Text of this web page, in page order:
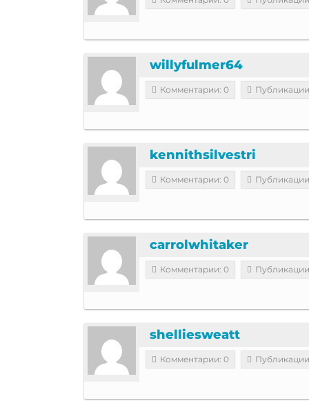
willyfulmer64
Комментарии: 0
kennithsilvestri
Комментарии: 0
carrolwhitaker
Комментарии: 0
shelliesweatt
Комментарии: 0